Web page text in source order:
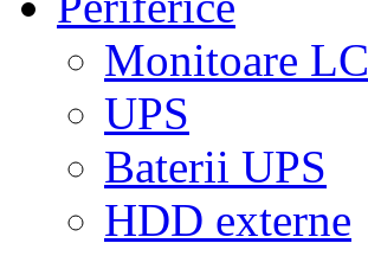
Monitoare
UPS
Baterii UPS
HDD externe